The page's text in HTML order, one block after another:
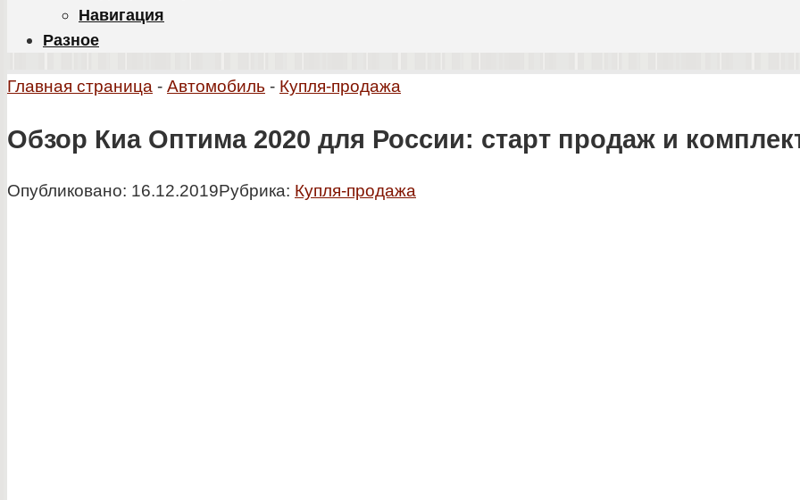
Навигация
Разное
Главная страница - Автомобиль - Купля-продажа
Обзор Киа Оптима 2020 для России: старт продаж и
Опубликовано: 16.12.2019Рубрика: Купля-продажа